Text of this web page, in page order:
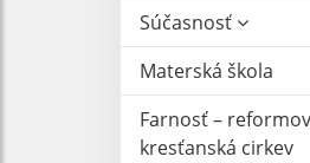
Súčasnosť
Materská škola
Farnosť –
kresťanská cirkev